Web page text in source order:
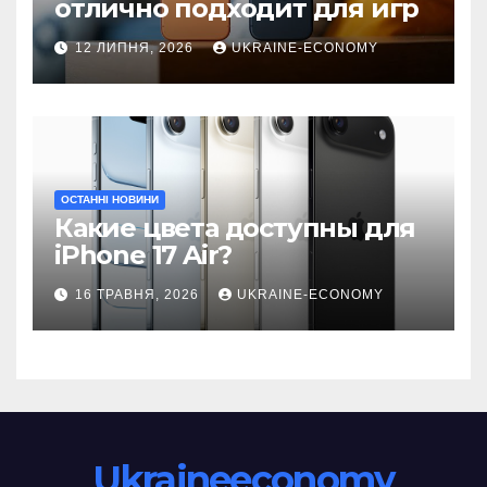
отлично подходит для игр
12 ЛИПНЯ, 2026 UKRAINE-ECONOMY
ОСТАННІ НОВИНИ
Какие цвета доступны для
iPhone 17 Air?
16 ТРАВНЯ, 2026 UKRAINE-ECONOMY